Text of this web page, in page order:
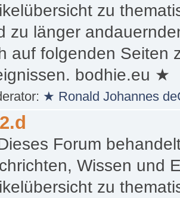
zu
zu länger
auf folgenden Seiten
bodhie.eu ★
★ Ronald Johannes
Forum
Wissen und
zu